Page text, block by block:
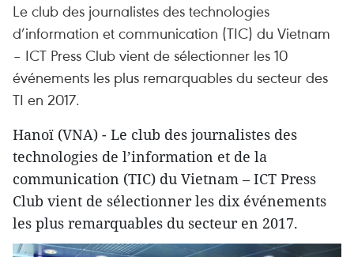
Le club des journalistes des technologies
d’information et communication (TIC) du Vietnam
– ICT Press Club vient de sélectionner les 10
événements les plus remarquables du secteur des
TI en 2017.
Hanoï (VNA) - Le club des journalistes des
technologies de l’information et de la
communication (TIC) du Vietnam – ICT Press
Club vient de sélectionner les dix événements
les plus remarquables du secteur en 2017.